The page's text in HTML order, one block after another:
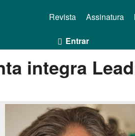
Revista Assinatura
Entrar
integra